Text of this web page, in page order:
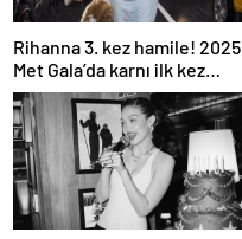
Rihanna 3. kez hamile! 2025
Met Gala’da karnı ilk kez
görüntülendi